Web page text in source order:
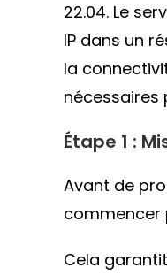
22.04. Le
IP dans un
la
nécessaires
Étape 1 :
Avant de
commencer
Cela